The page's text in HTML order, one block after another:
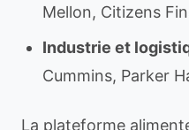
Mellon, Citizens
Industrie et
Cummins, Parker
La plateforme